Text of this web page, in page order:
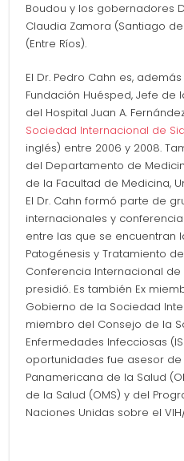
Boudou y los gobernadores
Claudia Zamora (Santiago
(Entre Ríos).
El Dr. Pedro Cahn es,
Fundación Huésped, Jefe de
del Hospital Juan A.
Sociedad Internacional de
inglés) entre 2006 y 2008.
del Departamento de
de la Facultad de Medicina,
El Dr. Cahn formó parte de
internacionales y
entre las que se encuentran
Patogénesis y Tratamiento
Conferencia Internacional de
presidió. Es también Ex
Gobierno de la Sociedad
miembro del Consejo de la
Enfermedades Infecciosas
oportunidades fue asesor
Panamericana de la Salud
de la Salud (OMS) y del
Naciones Unidas sobre el